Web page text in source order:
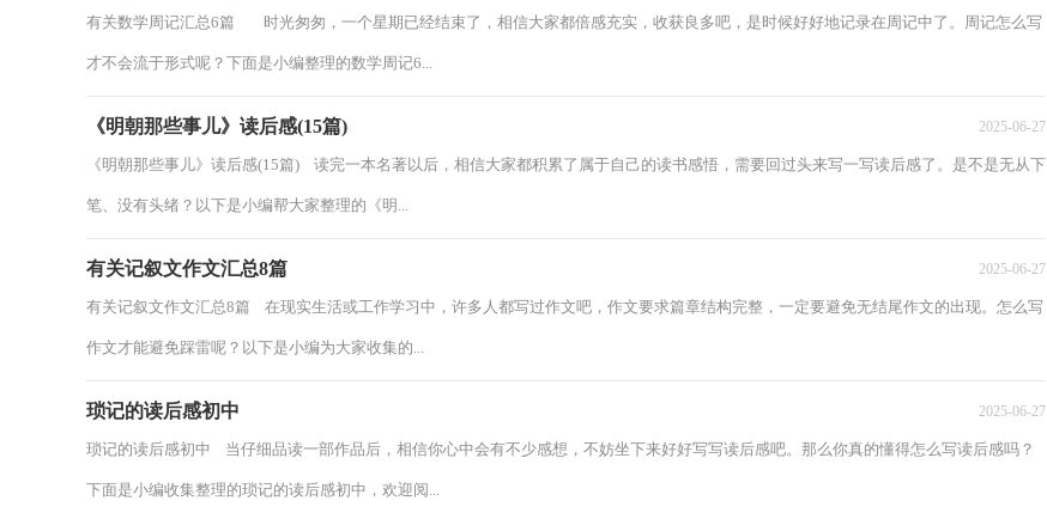
有关数学周记汇总6篇 时光匆匆，一个星期已经结束了，相信大家都倍感充实，收获良多吧，是时候好好地记录在周记中了。周记怎么写
才不会流于形式呢？下面是小编整理的数学周记6...
《明朝那些事儿》读后感(15篇) 2025-06-27
《明朝那些事儿》读后感(15篇) 读完一本名著以后，相信大家都积累了属于自己的读书感悟，需要回过头来写一写读后感了。是不是无从下
笔、没有头绪？以下是小编帮大家整理的《明...
有关记叙文作文汇总8篇 2025-06-27
有关记叙文作文汇总8篇 在现实生活或工作学习中，许多人都写过作文吧，作文要求篇章结构完整，一定要避免无结尾作文的出现。怎么写
作文才能避免踩雷呢？以下是小编为大家收集的...
琐记的读后感初中 2025-06-27
琐记的读后感初中 当仔细品读一部作品后，相信你心中会有不少感想，不妨坐下来好好写写读后感吧。那么你真的懂得怎么写读后感吗？
下面是小编收集整理的琐记的读后感初中，欢迎阅...